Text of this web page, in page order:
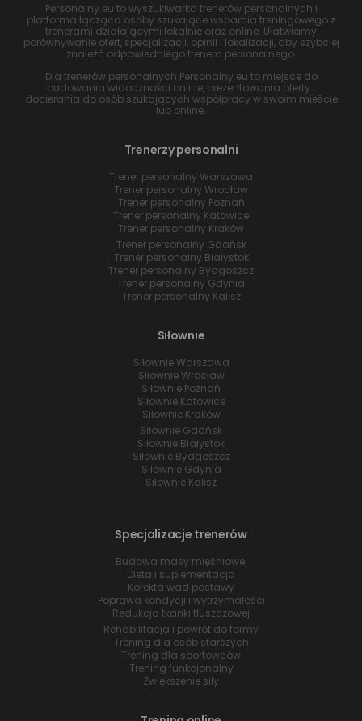
Personalny.eu to wyszukiwarka trenerów personalnych i
platforma łącząca osoby szukające wsparcia treningowego z
trenerami działającymi lokalnie oraz online. Ułatwiamy
porównywanie ofert, specjalizacji, opinii i lokalizacji, aby szybciej
znaleźć odpowiedniego trenera personalnego.
Dla trenerów personalnych Personalny.eu to miejsce do
budowania widoczności online, prezentowania oferty i
docierania do osób szukających współpracy w swoim mieście
lub online.
Trenerzy personalni
Trener personalny Warszawa
Trener personalny Wrocław
Trener personalny Poznań
Trener personalny Katowice
Trener personalny Kraków
Trener personalny Gdańsk
Trener personalny Białystok
Trener personalny Bydgoszcz
Trener personalny Gdynia
Trener personalny Kalisz
Siłownie
Siłownie Warszawa
Siłownie Wrocław
Siłownie Poznań
Siłownie Katowice
Siłownie Kraków
Siłownie Gdańsk
Siłownie Białystok
Siłownie Bydgoszcz
Siłownie Gdynia
Siłownie Kalisz
Specjalizacje trenerów
Budowa masy mięśniowej
Dieta i suplementacja
Korekta wad postawy
Poprawa kondycji i wytrzymałości
Redukcja tkanki tłuszczowej
Rehabilitacja i powrót do formy
Trening dla osób starszych
Trening dla sportowców
Trening funkcjonalny
Zwiększenie siły